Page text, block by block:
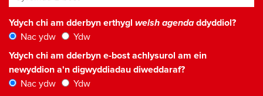
Ydych chi am dderbyn erthygl welsh agendaddyddiol?
Nac ydw
Ydw
Ydych chi am dderbyn e-bost achlysurol am ein
newyddion a'n digwyddiadau diweddaraf?
Nac ydw
Ydw